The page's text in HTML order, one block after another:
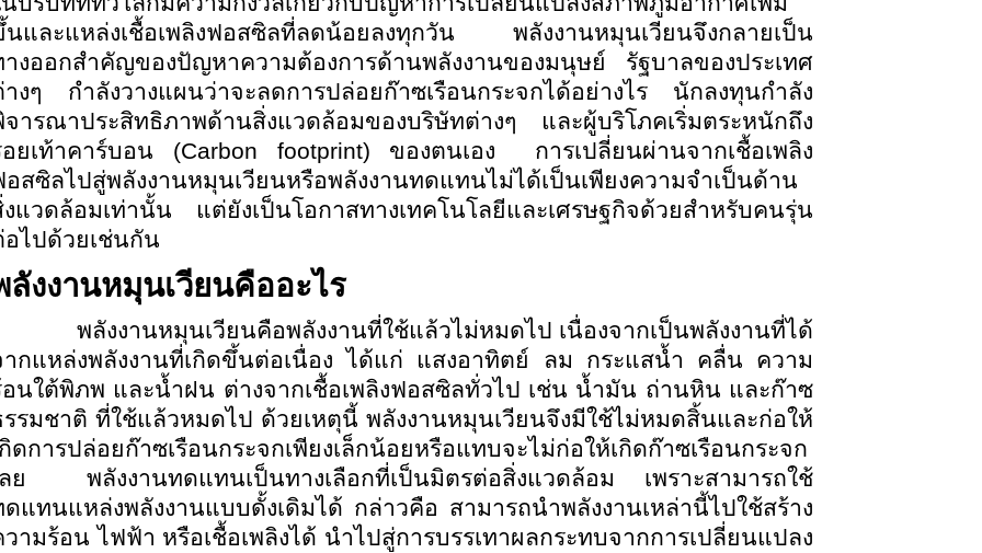
นและแหล่งเชื้อเพลิงฟอสซิลที่ลดน้อยลงทุกวัน พลังงานหมุนเวียนจึงกลายเป็น
งออกสำคัญของปัญหาความต้องการด้านพลังงานของมนุษย์ รัฐบาลของประเทศ
งๆ กำลังวางแผนว่าจะลดการปล่อยก๊าซเรือนกระจกได้อย่างไร นักลงทุนกำลัง
ารณาประสิทธิภาพด้านสิ่งแวดล้อมของบริษัทต่างๆ และผู้บริโภคเริ่มตระหนักถึง
ยเท้าคาร์บอน (Carbon footprint) ของตนเอง การเปลี่ยนผ่านจากเชื้อเพลิง
สซิลไปสู่พลังงานหมุนเวียนหรือพลังงานทดแทนไม่ได้เป็นเพียงความจำเป็นด้าน
แวดล้อมเท่านั้น แต่ยังเป็นโอกาสทางเทคโนโลยีและเศรษฐกิจด้วยสำหรับคนรุ่น
ไปด้วยเช่นกัน
ลังงานหมุนเวียนคืออะไร
ลังงานหมุนเวียนคือพลังงานที่ใช้แล้วไม่หมดไป เนื่องจากเป็นพลังงานที่ได้
กแหล่งพลังงานที่เกิดขึ้นต่อเนื่อง ได้แก่ แสงอาทิตย์ ลม กระแสน้ำ คลื่น ความ
นใต้พิภพ และน้ำฝน ต่างจากเชื้อเพลิงฟอสซิลทั่วไป เช่น น้ำมัน ถ่านหิน และก๊าซ
รมชาติ ที่ใช้แล้วหมดไป ด้วยเหตุนี้ พลังงานหมุนเวียนจึงมีใช้ไม่หมดสิ้นและก่อให้
ดการปล่อยก๊าซเรือนกระจกเพียงเล็กน้อยหรือแทบจะไม่ก่อให้เกิดก๊าซเรือนกระจก
ลย พลังงานทดแทนเป็นทางเลือกที่เป็นมิตรต่อสิ่งแวดล้อม เพราะสามารถใช้
แทนแหล่งพลังงานแบบดั้งเดิมได้ กล่าวคือ สามารถนำพลังงานเหล่านี้ไปใช้สร้าง
ามร้อน ไฟฟ้า หรือเชื้อเพลิงได้ นำไปสู่การบรรเทาผลกระทบจากการเปลี่ยนแปลง